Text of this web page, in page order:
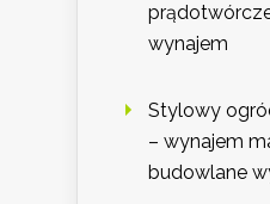
wynajem
Stylowy
– wynajem
budowlane